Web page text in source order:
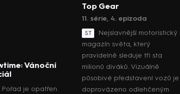
Vánoční
Pořad je opatřen
Top Gear
11. série, 4. epizoda
ST
Nejslavnější motoristický
magazín světa, který
pravidelně sleduje tři sta
milionů diváků. Vizuálně
působivé představení vozů je
doprovázeno odlehčeným